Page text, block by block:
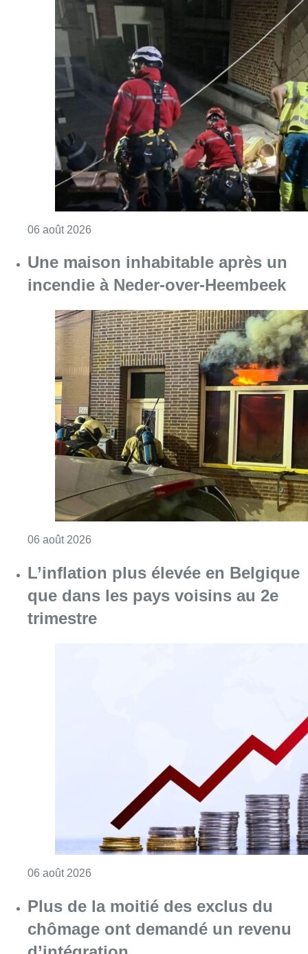
Consulter l'article "Une personne blessée
Une maison inhabitable après un
incendie à Neder-over-Heembeek
06 août 2026Consulter l'article "Une maison inhabitable
L’inflation plus élevée en Belgique
que dans les pays voisins au 2e
trimestre
chômage ont demandé un revenu